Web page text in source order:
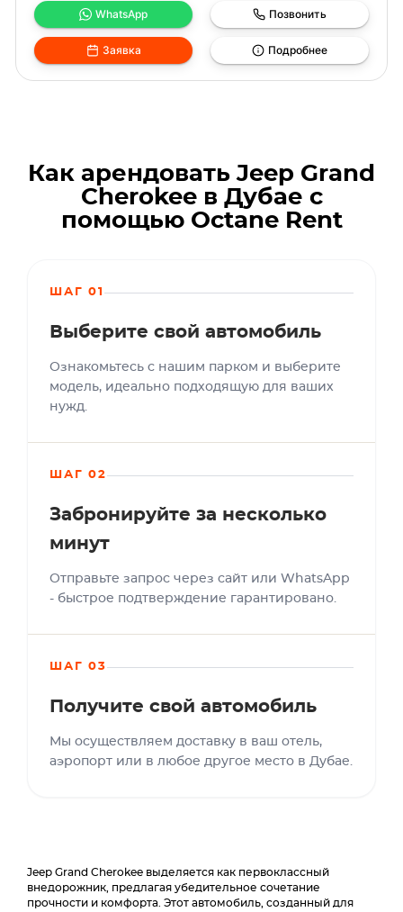
WhatsApp Позвонить
Заявка Подробнее
Как арендовать Jeep Grand
Cherokee в Дубае с
помощью Octane Rent
ШАГ 01
Выберите свой автомобиль
Ознакомьтесь с нашим парком и выберите
модель, идеально подходящую для ваших
нужд.
ШАГ 02
Забронируйте за несколько
минут
Отправьте запрос через сайт или WhatsApp
- быстрое подтверждение гарантировано.
ШАГ 03
Получите свой автомобиль
Мы осуществляем доставку в ваш отель,
аэропорт или в любое другое место в Дубае.
Jeep Grand Cherokee выделяется как первоклассный
внедорожник, предлагая убедительное сочетание
прочности и комфорта. Этот автомобиль, созданный для